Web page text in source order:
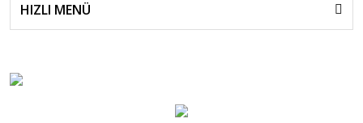
HIZLI MENÜ